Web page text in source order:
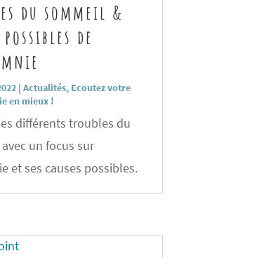
du sommeil &
possibles de
| Actualités, Ecoutez votre
en mieux !
différents troubles du
un focus sur
et ses causes possibles.